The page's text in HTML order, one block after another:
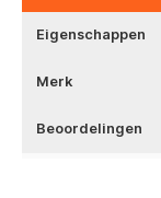
Eigenschappen
Merk
Beoordelingen